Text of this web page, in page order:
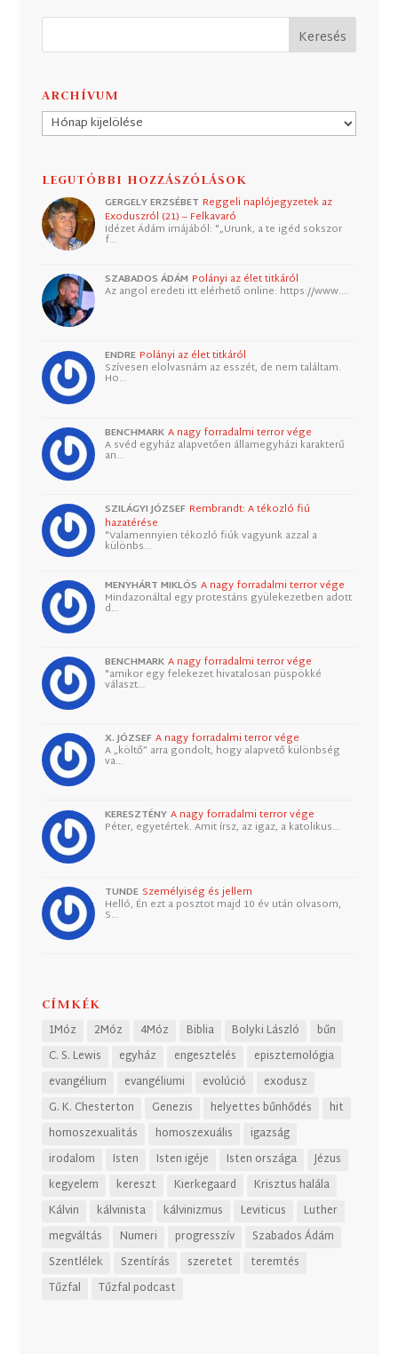
ARCHÍVUM
Archívum
LEGUTÓBBI HOZZÁSZÓLÁSOK
GERGELY ERZSÉBET Reggeli naplójegyzetek az
Exoduszról (21) – Felkavaró
Idézet Ádám imájából: "„Urunk, a te igéd sokszor
f…
SZABADOS ÁDÁM Polányi az élet titkáról
Az angol eredeti itt elérhető online: https://www.…
ENDRE Polányi az élet titkáról
Szívesen elolvasnám az esszét, de nem találtam.
Ho…
BENCHMARK A nagy forradalmi terror vége
A svéd egyház alapvetően államegyházi karakterű
an…
SZILÁGYI JÓZSEF Rembrandt: A tékozló fiú
hazatérése
"Valamennyien tékozló fiúk vagyunk azzal a
különbs…
MENYHÁRT MIKLÓS A nagy forradalmi terror vége
Mindazonáltal egy protestáns gyülekezetben adott
d…
BENCHMARK A nagy forradalmi terror vége
"amikor egy felekezet hivatalosan püspökké
választ…
X. JÓZSEF A nagy forradalmi terror vége
A „költő” arra gondolt, hogy alapvető különbség
va…
KERESZTÉNY A nagy forradalmi terror vége
Péter, egyetértek. Amit írsz, az igaz, a katolikus…
TUNDE Személyiség és jellem
Helló, Én ezt a posztot majd 10 év után olvasom,
S…
CÍMKÉK
1Móz 2Móz 4Móz Biblia Bolyki László
bűn
C. S. Lewis
egyház engesztelés
episztemológia
evangélium
evangéliumi evolúció
exodusz
G. K. Chesterton
Genezis helyettes bűnhődés
hit
homoszexualitás
homoszexuális
igazság
irodalom
Isten Isten igéje Isten országa
Jézus
kegyelem
kereszt Kierkegaard
Krisztus halála
Kálvin
kálvinista kálvinizmus Leviticus
Luther
megváltás
Numeri progresszív
Szabados Ádám
Szentlélek
Szentírás szeretet
teremtés
Tűzfal
Tűzfal podcast